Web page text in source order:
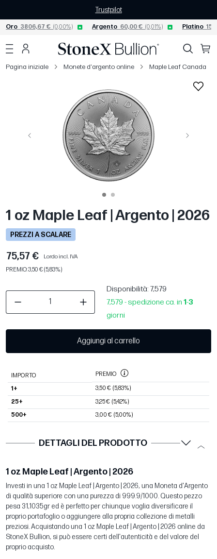
Trustpilot
Oro 3806,67 € (0,00%) Argento 60,00 € (0,01%) Platino
Pagina iniziale Monete d'argento online Maple Leaf Canada
Precedente Avanti
1 oz Maple Leaf | Argento | 2026
PREZZI A SCALARE
75,57 €
Lordo incl. IVA
PREMIO: 3,50 € (5,83%)
Disponibilità: 7,579
7,579 - spedizione ca. in1-3
giorni
Aggiungi al carrello
IMPORTO PREMIO
1+ 3,50 € (5,83%)
25+
3,25 € (5,42%)
500+
3,00 € (5,00%)
DETTAGLI DEL PRODOTTO
1 oz Maple Leaf | Argento | 2026
Investi in una 1 oz Maple Leaf | Argento | 2026, una Moneta d'Argento
di qualità superiore con una purezza di 999.9/1000. Questo pezzo
pesa 31,1035gr ed è perfetto per chiunque voglia diversificare il
proprio portafoglio o aggiungere alla propria collezione di metalli
preziosi. Acquistando una 1 oz Maple Leaf | Argento | 2026 online da
StoneX Bullion, si può essere certi dell'autenticità e del valore del
proprio acquisto.